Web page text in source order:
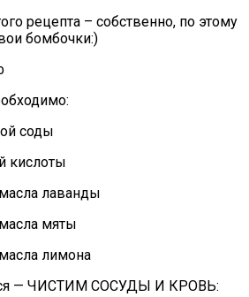
рецепта – собственно, по этому
бомбочки:)
соды
кислоты
лаванды
мяты
лимона
— ЧИСТИМ СОСУДЫ И КРОВЬ: